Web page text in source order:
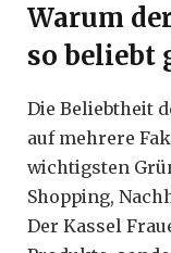
Warum
so beliebt
Die Beliebtheit
auf mehrere
wichtigsten
Shopping,
Der Kassel